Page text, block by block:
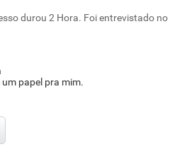
durou 2 Hora. Foi entrevistado no
um papel pra mim.